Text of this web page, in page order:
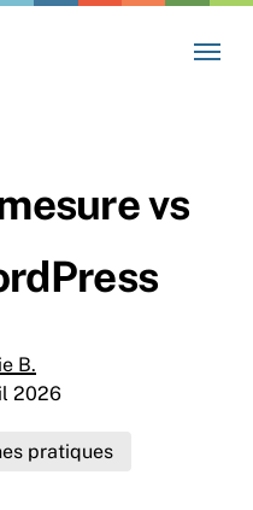
pratiques
vs
B.
2026